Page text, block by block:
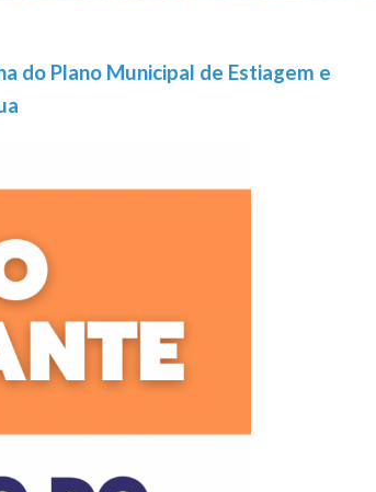
do Plano Municipal de Estiagem e